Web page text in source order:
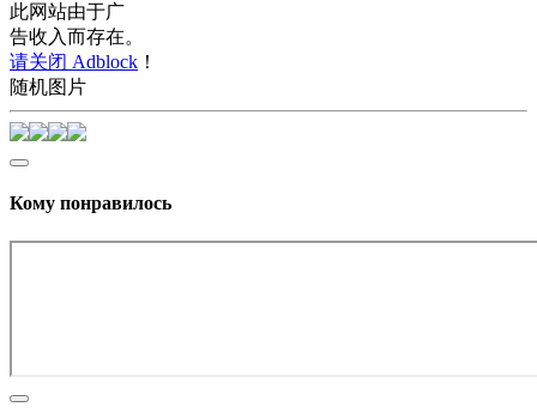
此网站由于广
告收入而存在。
请关闭 Adblock ！
随机图片
Кому понравилось